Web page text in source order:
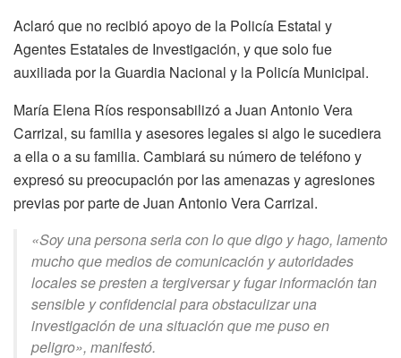
Aclaró que no recibió apoyo de la Policía Estatal y
Agentes Estatales de Investigación, y que solo fue
auxiliada por la Guardia Nacional y la Policía Municipal.
María Elena Ríos responsabilizó a Juan Antonio Vera
Carrizal, su familia y asesores legales si algo le sucediera
a ella o a su familia. Cambiará su número de teléfono y
expresó su preocupación por las amenazas y agresiones
previas por parte de Juan Antonio Vera Carrizal.
«Soy una persona seria con lo que digo y hago, lamento
mucho que medios de comunicación y autoridades
locales se presten a tergiversar y fugar información tan
sensible y confidencial para obstaculizar una
investigación de una situación que me puso en
peligro», manifestó.